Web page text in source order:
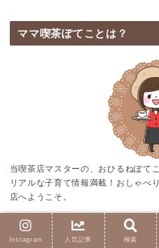
ママ喫茶ぽてことは？
当喫茶店マスターの、おひるねぽて
リアルな子育て情報満載！おしゃべ
店へようこそ。
もともとは当店メンバーの雑談を発
まった店ですが、世のママたち全員
Instagram 人気記事 検索